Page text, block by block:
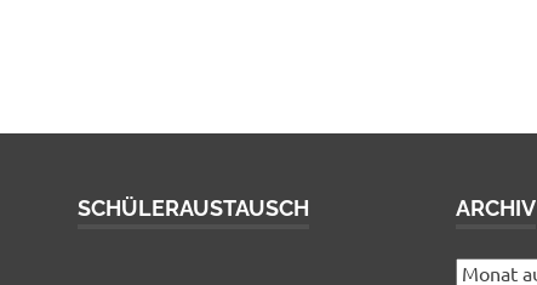
SCHÜLERAUSTAUSCH ARCHIV
Archiv